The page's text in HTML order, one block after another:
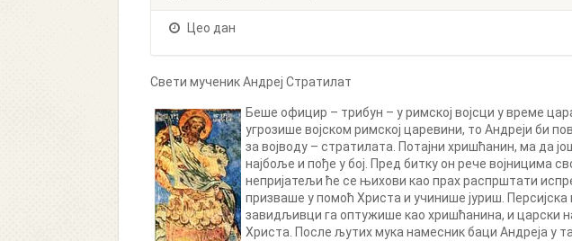
Цео дан
Свети мученик Андреј Стратилат
Беше официр – трибун – у римској војсци у време
угрозише војском римској царевини, то Андреји би
за војводу – стратилата. Потајни хришћанин, ма да
најбоље и пође у бој. Пред битку он рече војницима
непријатељи ће се њихови као прах распрштати
призваше у помоћ Христа и учинише јуриш.
завидљивци га оптужише као хришћанина, и царски
Христа. После љутих мука намесник баци Андреја у